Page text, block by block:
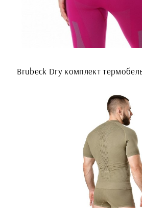
Brubeck Dry комплект